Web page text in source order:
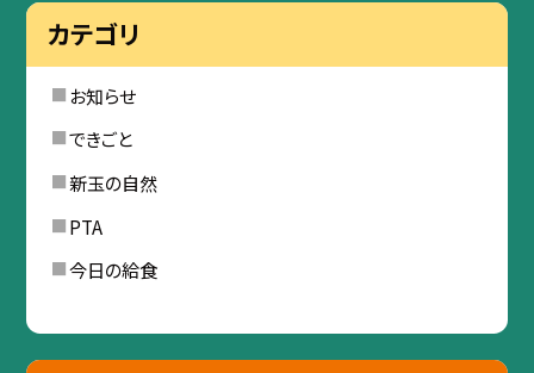
カテゴリ
お知らせ
できごと
新玉の自然
PTA
今日の給食